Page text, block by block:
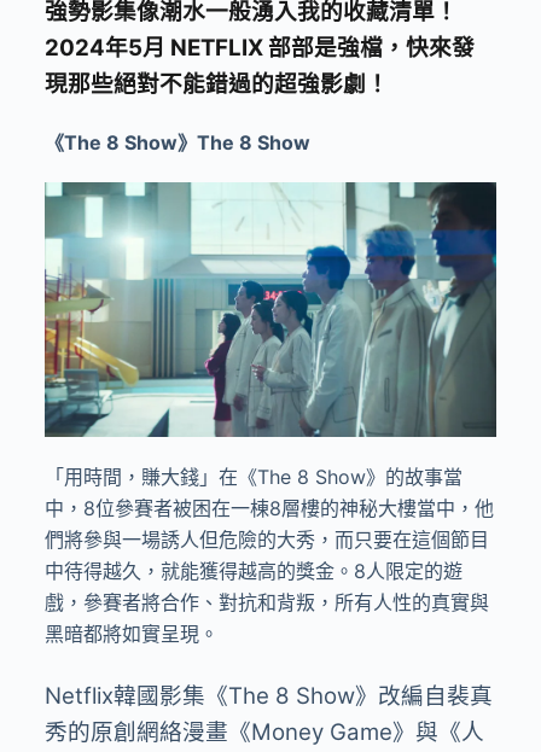
強勢影集像潮水一般湧入我的收藏清單！
2024年5月 NETFLIX 部部是強檔，快來發
現那些絕對不能錯過的超強影劇！
《The 8 Show》The 8 Show
「用時間，賺大錢」在《The 8 Show》的故事當
中，8位參賽者被困在一棟8層樓的神秘大樓當中，他
們將參與一場誘人但危險的大秀，而只要在這個節目
中待得越久，就能獲得越高的獎金。8人限定的遊
戲，參賽者將合作、對抗和背叛，所有人性的真實與
黑暗都將如實呈現。
Netflix韓國影集《The 8 Show》改編自裴真
秀的原創網絡漫畫《Money Game》與《人